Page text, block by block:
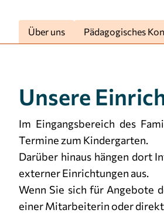
Über uns Pädagogisches
Unsere
Im Eingangsbereich des
Termine zum Kindergarten.
Darüber hinaus hängen dort
externer Einrichtungen aus.
Wenn Sie sich für Angebote
einer Mitarbeiterin oder
MARKETING
Websites hinweg verfolgen.
Facebook Pixel
Name: _fbp
Anbieter:
Zweck:
Anzeigen von
Werbung und